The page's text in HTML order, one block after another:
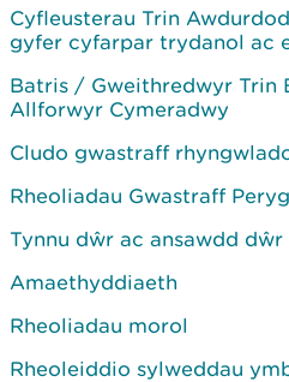
Cyfleusterau Trin
gyfer cyfarpar trydanol ac
Batris / Gweithredwyr Trin
Allforwyr Cymeradwy
Cludo gwastraff
Rheoliadau Gwastraff
Tynnu dŵr ac ansawdd dŵr
Amaethyddiaeth
Rheoliadau morol
Rheoleiddio sylweddau